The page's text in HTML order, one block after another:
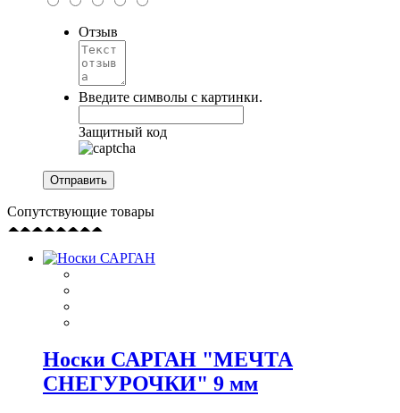
Отзыв
Введите символы с картинки.
Защитный код
Сопутствующие товары
Носки САРГАН "МЕЧТА
СНЕГУРОЧКИ" 9 мм